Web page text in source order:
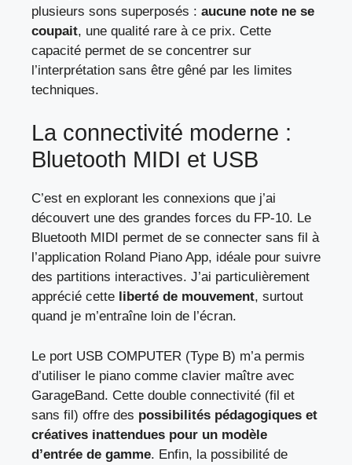
plusieurs sons superposés : aucune note ne se
coupait, une qualité rare à ce prix. Cette
capacité permet de se concentrer sur
l’interprétation sans être gêné par les limites
techniques.
La connectivité moderne :
Bluetooth MIDI et USB
C’est en explorant les connexions que j’ai
découvert une des grandes forces du FP-10. Le
Bluetooth MIDI permet de se connecter sans fil à
l’application Roland Piano App, idéale pour suivre
des partitions interactives. J’ai particulièrement
apprécié cette liberté de mouvement, surtout
quand je m’entraîne loin de l’écran.
Le port USB COMPUTER (Type B) m’a permis
d’utiliser le piano comme clavier maître avec
GarageBand. Cette double connectivité (fil et
sans fil) offre des possibilités pédagogiques et
créatives inattendues pour un modèle
d’entrée de gamme. Enfin, la possibilité de